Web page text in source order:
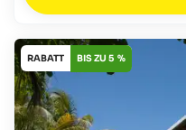
RABATT BIS ZU 5 %